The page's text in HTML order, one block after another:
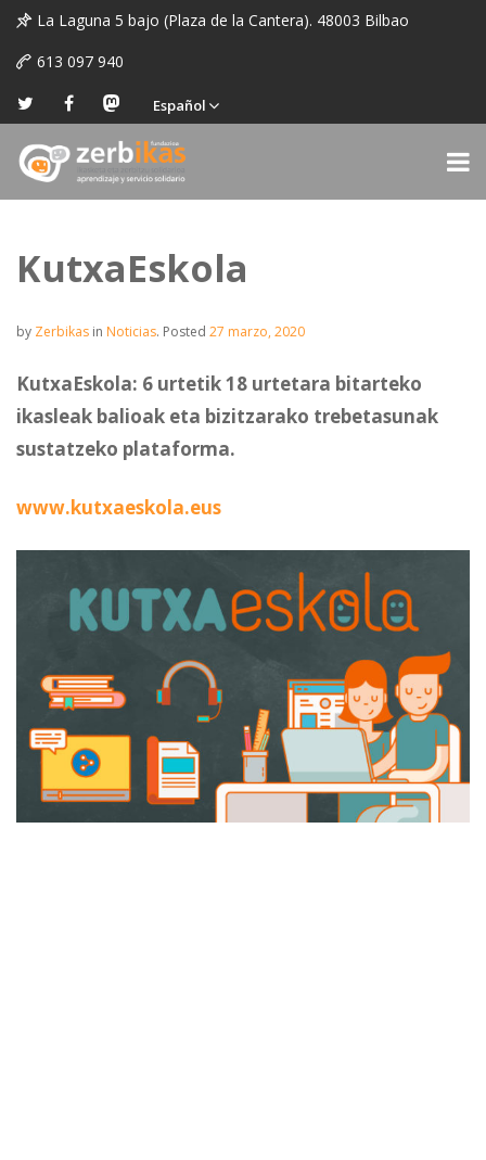
La Laguna 5 bajo (Plaza de la Cantera). 48003 Bilbao
613 097 940
Español
KutxaEskola
by Zerbikas in Noticias. Posted 27 marzo, 2020
KutxaEskola: 6 urtetik 18 urtetara bitarteko
ikasleak balioak eta bizitzarako trebetasunak
sustatzeko plataforma.
www.kutxaeskola.eus